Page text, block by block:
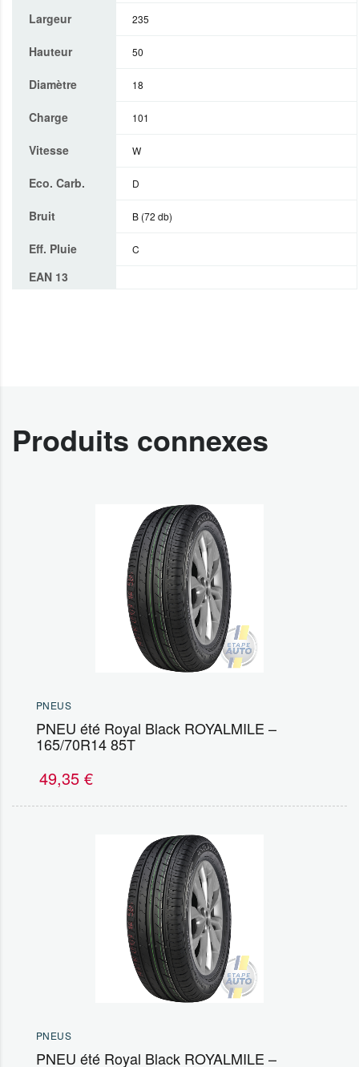
Largeur 235
Hauteur 50
Diamètre 18
Charge 101
Vitesse W
Eco. Carb. D
Bruit B (72 db)
Eff. Pluie C
EAN 13
Produits connexes
PNEUS
PNEU été Royal Black ROYALMILE –
165/70R14 85T
49,35 €
PNEUS
PNEU été Royal Black ROYALMILE –